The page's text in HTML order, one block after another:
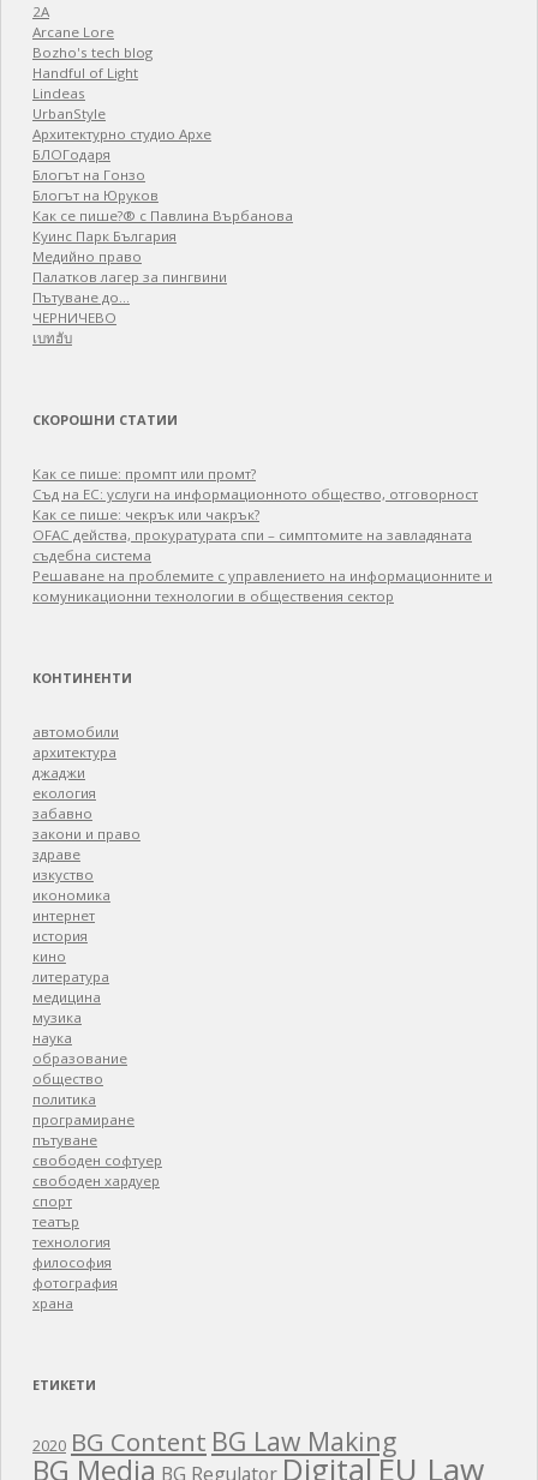
2A
Arcane Lore
Bozho's tech blog
Handful of Light
Lindeas
UrbanStyle
Архитектурно студио Архе
БЛОГодаря
Блогът на Гонзо
Блогът на Юруков
Как се пише?® с Павлина Върбанова
Куинс Парк България
Медийно право
Палатков лагер зa пингвини
Пътуване до…
ЧЕРНИЧЕВО
เบทฮับ
СКОРОШНИ СТАТИИ
Как се пише: промпт или промт?
Съд на ЕС: услуги на информационното общество, отговорност
Как се пише: чекрък или чакрък?
OFAC действа, прокуратурата спи – симптомите на завладяната
съдебна система
Решаване на проблемите с управлението на информационните и
комуникационни технологии в обществения сектор
КОНТИНЕНТИ
автомобили
архитектура
джаджи
екология
забавно
закони и право
здраве
изкуство
икономика
интернет
история
кино
литература
медицина
музика
наука
образование
общество
политика
програмиране
пътуване
свободен софтуер
свободен хардуер
спорт
театър
технология
философия
фотография
храна
ЕТИКЕТИ
2020 BG Content BG Law Making
BG Media BG RegulatorDigitalEU Law